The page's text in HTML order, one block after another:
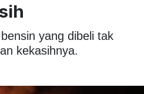
yang dibeli tak
kekasihnya.